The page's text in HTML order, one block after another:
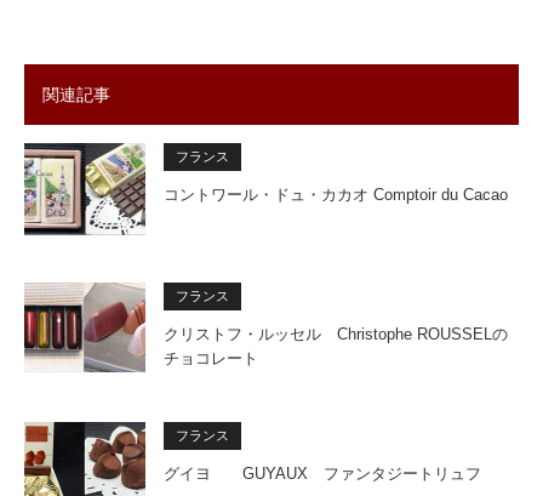
関連記事
フランス
コントワール・ドュ・カカオ Comptoir du Cacao
フランス
クリストフ・ルッセル Christophe ROUSSELの
チョコレート
フランス
グイヨ GUYAUX ファンタジートリュフ